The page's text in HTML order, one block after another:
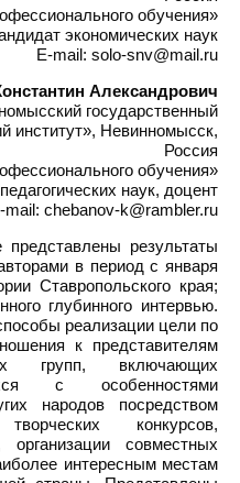
обучения»
экономических наук
E-mail: solo-snv@mail.ru
Александрович
государственный
институт», Невинномысск,
Россия
обучения»
наук, доцент
mail: chebanov-k@rambler.ru
представлены результаты
в период с января
Ставропольского края;
глубинного интервью.
реализации цели по
к представителям
групп, включающих
с особенностями
народов посредством
конкурсов,
организации совместных
интересным местам